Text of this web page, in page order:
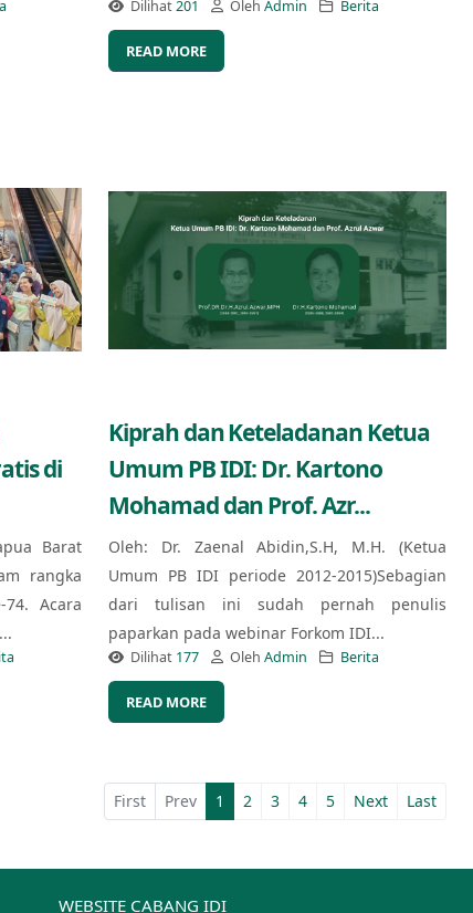
Dilihat201 Oleh Admin Berita
READ MORE
di
Barat
rangka
Acara
Kiprah dan Keteladanan Ketua
Umum PB IDI: Dr. Kartono
Mohamad dan Prof. Azr...
Oleh: Dr. Zaenal Abidin,S.H, M.H. (Ketua
Umum PB IDI periode 2012-2015)Sebagian
dari tulisan ini sudah pernah penulis
paparkan pada webinar Forkom IDI...
Dilihat 177 Oleh Admin Berita
READ MORE
First Prev 1 2 3 4 5 Next Last
WEBSITE CABANG IDI